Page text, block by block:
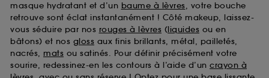
masque hydratant et d’un baume à lèvres, votre bouche
retrouve sont éclat instantanément ! Côté makeup, laissez-
vous séduire par nos rouges à lèvres (liquides ou en
bâtons) et nos gloss aux finis brillants, métal, pailletés,
nacrés, mats ou satinés. Pour définir précisément votre
sourire, redessinez-en les contours à l’aide d’un crayon à